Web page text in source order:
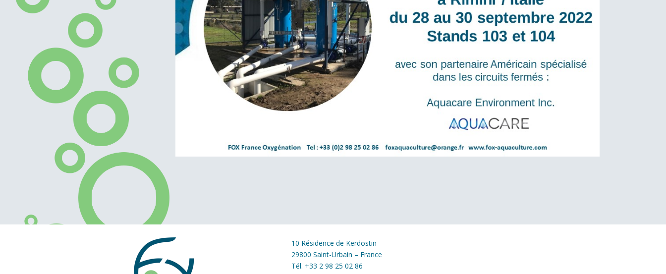
10 Résidence de Kerdostin
29800 Saint-Urbain – France
Tél. +33 2 98 25 02 86